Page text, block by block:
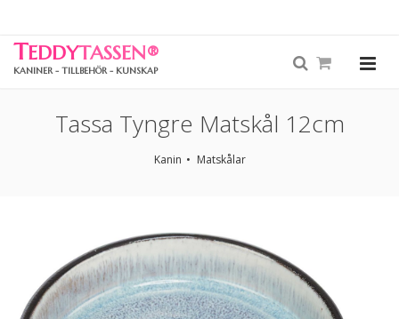
TEDDYTASSEN®
KANINER - TILLBEHÖR - KUNSKAP
Tassa Tyngre Matskål 12cm
Kanin Matskålar